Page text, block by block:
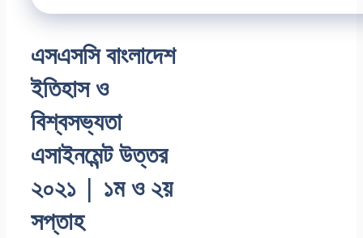
এসএসসি বাংলাদেশ
ইতিহাস ও
বিশ্বসভ্যতা
এসাইনমেন্ট উত্তর
২০২১ | ১ম ও ২য়
সপ্তাহ